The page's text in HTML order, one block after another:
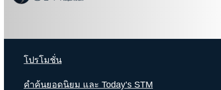
โปรโมชั่น
คำค้นยอดนิยม และ Today’s STM